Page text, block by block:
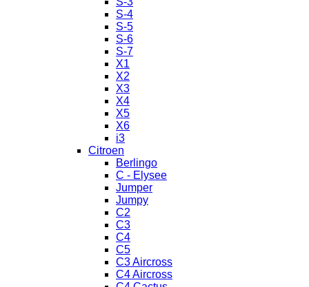
S-4
S-5
S-6
S-7
X1
X2
X3
X4
X5
X6
i3
Citroen
Berlingo
C - Elysee
Jumper
Jumpy
C2
C3
C4
C5
C3 Aircross
C4 Aircross